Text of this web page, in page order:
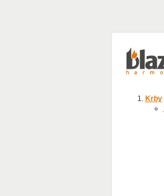
Krby